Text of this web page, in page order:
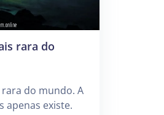
rara do
do mundo. A
apenas existe.